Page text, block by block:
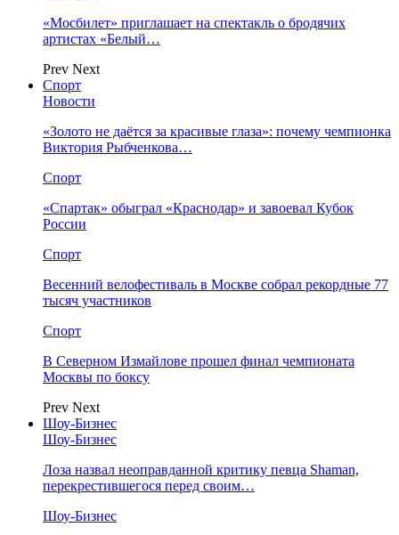
«Мосбилет» приглашает на спектакль о бродячих
артистах «Белый…
Prev Next
Спорт
Новости
«Золото не даётся за красивые глаза»: почему чемпионка
Виктория Рыбченкова…
Спорт
«Спартак» обыграл «Краснодар» и завоевал Кубок
России
Спорт
Весенний велофестиваль в Москве собрал рекордные 77
тысяч участников
Спорт
В Северном Измайлове прошел финал чемпионата
Москвы по боксу
Prev Next
Шоу-Бизнес
Шоу-Бизнес
Лоза назвал неоправданной критику певца Shaman,
перекрестившегося перед своим…
Шоу-Бизнес